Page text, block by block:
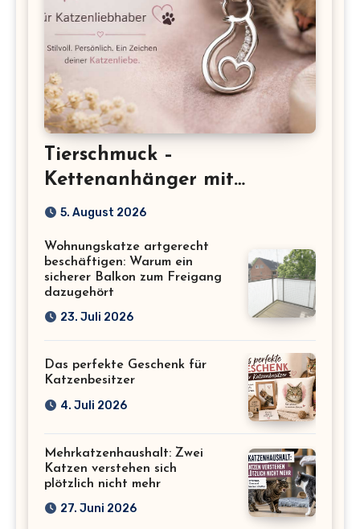
Tierschmuck –
Kettenanhänger mit
Katzenmotiv für
5. August 2026
Wohnungskatze artgerecht
beschäftigen: Warum ein
sicherer Balkon zum Freigang
dazugehört
23. Juli 2026
Das perfekte Geschenk für
Katzenbesitzer
4. Juli 2026
Mehrkatzenhaushalt: Zwei
Katzen verstehen sich
plötzlich nicht mehr
27. Juni 2026